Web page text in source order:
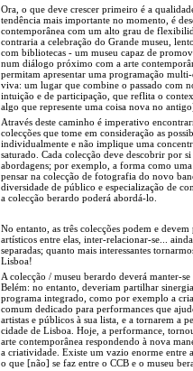
Ora, o que deve crescer primeiro é a
tendência mais importante no momento, é
contemporânea com um alto grau de
contraria a celebração do Grande museu,
com bibliotecas - um museu capaz de
num diálogo próximo com a arte
permitam apresentar uma programação
viva: um lugar que combine o passado com
intuição e de participação, que reflita o
algo que represente uma coisa nova no
Através deste caminho é imperativo
colecções que tome em consideração as
individualmente e não implique uma
saturado. Cada colecção deve descobrir por si
abordagens; por exemplo, a forma como
pensar na colecção de fotografia do novo
diversidade de público e especialização de
a colecção berardo poderá abordá-lo.
No entanto, as três colecções podem e
artísticos entre elas, inter-relacionar-se...
separadas; quanto mais interessantes
Lisboa!
A colecção / museu berardo deverá manter-
Belém: no entanto, deveriam partilhar
programa integrado, como por exemplo a
comum dedicado para performances que
artistas e públicos à sua lista, e a tornarem a
cidade de Lisboa. Hoje, a performance,
arte contemporânea respondendo à nova
a criatividade. Existe um vazio enorme entre
o que [não] se faz entre o CCB e o museu